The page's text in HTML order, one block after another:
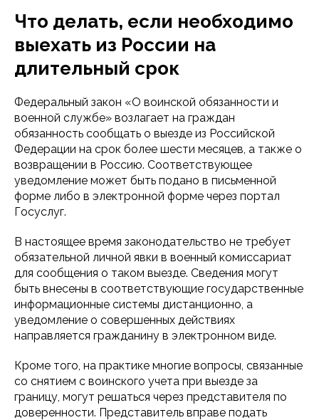
Что делать, если необходимо
выехать из России на
длительный срок
Федеральный закон «О воинской обязанности и
военной службе» возлагает на граждан
обязанность сообщать о выезде из Российской
Федерации на срок более шести месяцев, а также о
возвращении в Россию. Соответствующее
уведомление может быть подано в письменной
форме либо в электронной форме через портал
Госуслуг.
В настоящее время законодательство не требует
обязательной личной явки в военный комиссариат
для сообщения о таком выезде. Сведения могут
быть внесены в соответствующие государственные
информационные системы дистанционно, а
уведомление о совершенных действиях
направляется гражданину в электронном виде.
Кроме того, на практике многие вопросы, связанные
со снятием с воинского учета при выезде за
границу, могут решаться через представителя по
доверенности. Представитель вправе подать